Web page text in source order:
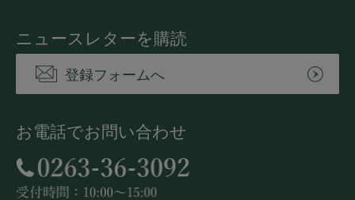
ニュースレターを購読
登録フォームへ
お電話でお問い合わせ